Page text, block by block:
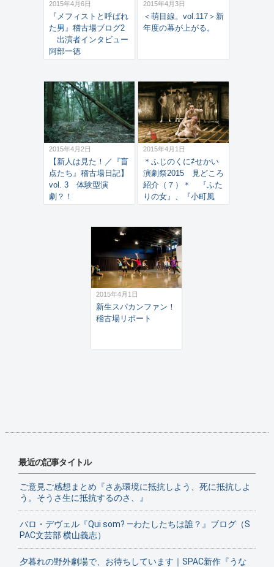
2015年4月6日
『メフィストと呼ばれ
た男』稽古場ブログ2
出演者インタビュー
阿部一徳
2015年4月3日
＜萌目線。vol.117＞新
年度の幕が上がる。
2015年4月2日
【新人は見た！／『盲
点たち』稽古場日記】
vol. 3 体験型演
劇？！
2015年4月1日
＊ふじのくに⇄せかい
演劇祭2015 見どころ
紹介（７）＊ 『ふた
りの女』、『小町風
2015年4月1日
新生スパカンファン！
稽古場リポート
最近の記事タイトル
ご意見ご感想まとめ『さあ環境に抵抗しよう、死に抵抗しよ
う。そうさ生に抵抗するのさ、』
バロ・デヴェル『Qui som? ―わたしたちは誰？』ブログ（S
PAC文芸部 横山義志）
夕暮れの野外劇場で、お待ちしています｜SPAC新作『うな